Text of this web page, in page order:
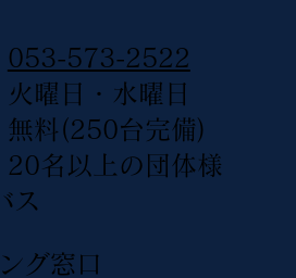
053-573-2522
日・水曜日
料(250台完備)
名以上の団体様
ス
グ窓口